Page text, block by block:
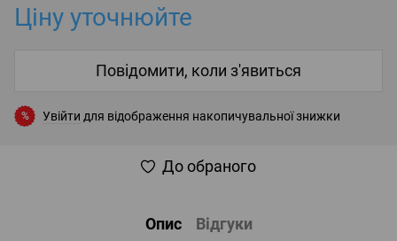
Ціну уточнюйте
Повідомити, коли з'явиться
% Увійти для відображення накопичувальної знижки
До обраного
Опис Відгуки